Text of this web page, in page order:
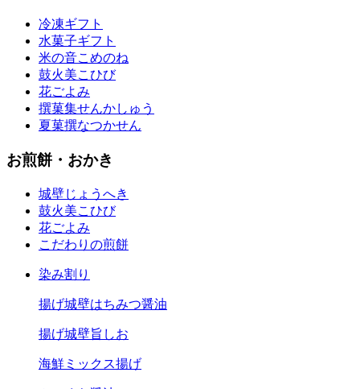
冷凍ギフト
水菓子ギフト
米の音こめのね
鼓火美こひび
花ごよみ
撰菓集せんかしゅう
夏菓撰なつかせん
お煎餅・おかき
城壁じょうへき
鼓火美こひび
花ごよみ
こだわりの煎餅
染み割り
揚げ城壁はちみつ醤油
揚げ城壁旨しお
海鮮ミックス揚げ